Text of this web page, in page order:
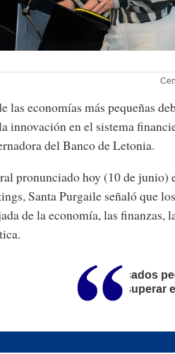
las economías más pequeñas
innovación en el sistema
del Banco de Letonia.
pronunciado hoy (10 de junio)
Santa Purgaile señaló que
de la economía, las finanzas,
Los mercados
pueden superar